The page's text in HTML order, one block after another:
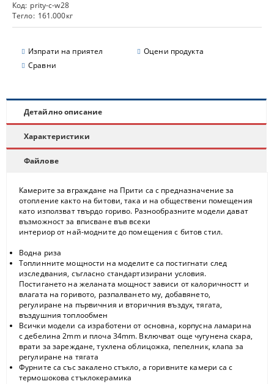
Код: prity-c-w28
Тегло: 161.000кг
Изпрати на приятел
Оцени продукта
Сравни
Детайлно описание
Характеристики
Файлове
Камерите за вграждане на Прити са с предназначение за
отопление както на битови, така и на обществени помещения
като използват твърдо гориво. Разнообразните модели дават
възможност за вписване във всеки
интериор от най-модните до помещения с битов стил.
Водна риза
Топлинните мощности на моделите са постигнати след
изследвания, съгласно стандартизирани условия.
Постигането на желаната мощност зависи от калоричностт и
влагата на горивото, разпалването му, добавянето,
регулиране на първичния и вторичния въздух, тягата,
въздушния топлообмен
Всички модели са изработени от основна, корпусна ламарина
с дебелина 2mm и плоча 34mm. Включват още чугунена скара,
врати за зареждане, тухлена облицожка, пепелник, клапа за
регулиране на тягата
Фурните са със закалено стъкло, а горивните камери са с
термошокова стъклокерамика